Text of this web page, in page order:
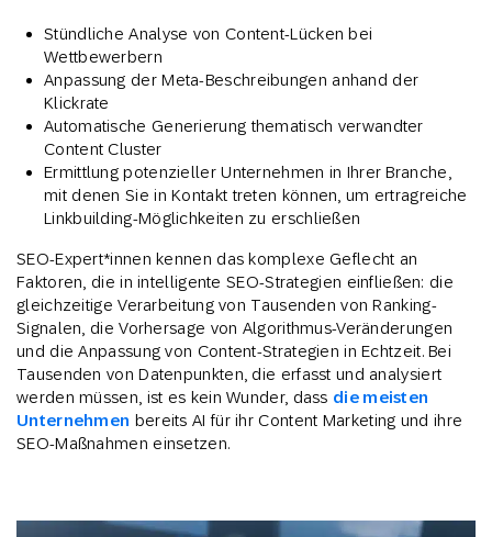
Stündliche Analyse von Content-Lücken bei
Wettbewerbern
Anpassung der Meta-Beschreibungen anhand der
Klickrate
Automatische Generierung thematisch verwandter
Content Cluster
Ermittlung potenzieller Unternehmen in Ihrer Branche,
mit denen Sie in Kontakt treten können, um ertragreiche
Linkbuilding-Möglichkeiten zu erschließen
SEO-Expert*innen kennen das komplexe Geflecht an
Faktoren, die in intelligente SEO-Strategien einfließen: die
gleichzeitige Verarbeitung von Tausenden von Ranking-
Signalen, die Vorhersage von Algorithmus-Veränderungen
und die Anpassung von Content-Strategien in Echtzeit. Bei
Tausenden von Datenpunkten, die erfasst und analysiert
werden müssen, ist es kein Wunder, dass die meisten
Unternehmen bereits AI für ihr Content Marketing und ihre
SEO-Maßnahmen einsetzen.